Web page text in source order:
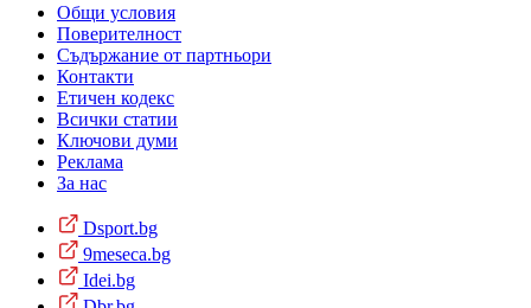
Общи условия
Поверителност
Съдържание от партньори
Контакти
Етичен кодекс
Всички статии
Ключови думи
Реклама
За нас
Dsport.bg
9meseca.bg
Idei.bg